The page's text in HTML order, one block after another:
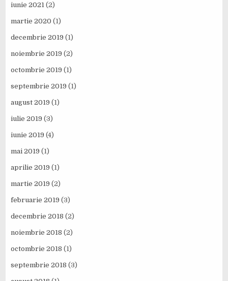
iunie 2021 (2)
martie 2020 (1)
decembrie 2019 (1)
noiembrie 2019 (2)
octombrie 2019 (1)
septembrie 2019 (1)
august 2019 (1)
iulie 2019 (3)
iunie 2019 (4)
mai 2019 (1)
aprilie 2019 (1)
martie 2019 (2)
februarie 2019 (3)
decembrie 2018 (2)
noiembrie 2018 (2)
octombrie 2018 (1)
septembrie 2018 (3)